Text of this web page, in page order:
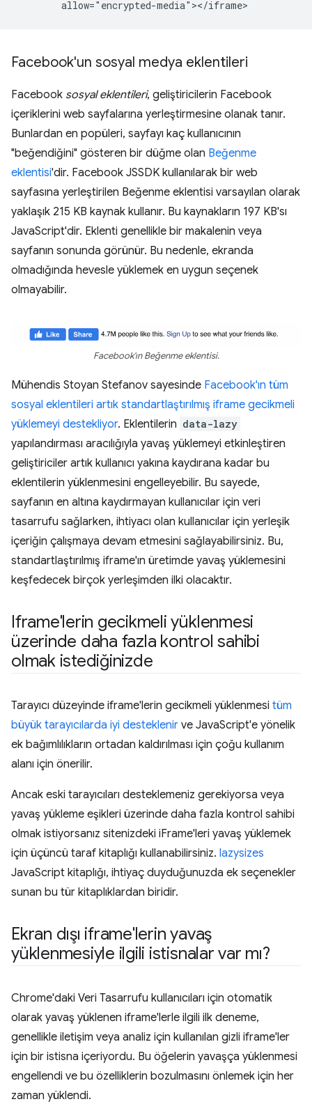
Facebook'un sosyal medya eklentileri
Facebook sosyal eklentileri, geliştiricilerin Facebook
içeriklerini web sayfalarına yerleştirmesine olanak tanır.
Bunlardan en popüleri, sayfayı kaç kullanıcının
"beğendiğini" gösteren bir düğme olan Beğenme
eklentisi'dir. Facebook JSSDK kullanılarak bir web
sayfasına yerleştirilen Beğenme eklentisi varsayılan olarak
yaklaşık 215 KB kaynak kullanır. Bu kaynakların 197 KB'sı
JavaScript'dir. Eklenti genellikle bir makalenin veya
sayfanın sonunda görünür. Bu nedenle, ekranda
olmadığında hevesle yüklemek en uygun seçenek
olmayabilir.
Facebook'ın Beğenme eklentisi.
Mühendis Stoyan Stefanov sayesinde Facebook'ın tüm
sosyal eklentileri artık standartlaştırılmış iframe gecikmeli
yüklemeyi destekliyor. Eklentilerin data-lazy
yapılandırması aracılığıyla yavaş yüklemeyi etkinleştiren
geliştiriciler artık kullanıcı yakına kaydırana kadar bu
eklentilerin yüklenmesini engelleyebilir. Bu sayede,
sayfanın en altına kaydırmayan kullanıcılar için veri
tasarrufu sağlarken, ihtiyacı olan kullanıcılar için yerleşik
içeriğin çalışmaya devam etmesini sağlayabilirsiniz. Bu,
standartlaştırılmış iframe'ın üretimde yavaş yüklemesini
keşfedecek birçok yerleşimden ilki olacaktır.
Iframe'lerin gecikmeli yüklenmesi
üzerinde daha fazla kontrol sahibi
olmak istediğinizde
Tarayıcı düzeyinde iframe'lerin gecikmeli yüklenmesi tüm
büyük tarayıcılarda iyi desteklenir ve JavaScript'e yönelik
ek bağımlılıkların ortadan kaldırılması için çoğu kullanım
alanı için önerilir.
Ancak eski tarayıcıları desteklemeniz gerekiyorsa veya
yavaş yükleme eşikleri üzerinde daha fazla kontrol sahibi
olmak istiyorsanız sitenizdeki iFrame'leri yavaş yüklemek
için üçüncü taraf kitaplığı kullanabilirsiniz. lazysizes
JavaScript kitaplığı, ihtiyaç duyduğunuzda ek seçenekler
sunan bu tür kitaplıklardan biridir.
Ekran dışı iframe'lerin yavaş
yüklenmesiyle ilgili istisnalar var mı?
Chrome'daki Veri Tasarrufu kullanıcıları için otomatik
olarak yavaş yüklenen iframe'lerle ilgili ilk deneme,
genellikle iletişim veya analiz için kullanılan gizli iframe'ler
için bir istisna içeriyordu. Bu öğelerin yavaşça yüklenmesi
engellendi ve bu özelliklerin bozulmasını önlemek için her
zaman yüklendi.